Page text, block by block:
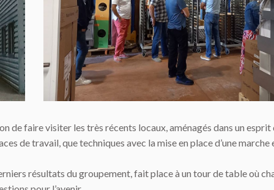
de faire visiter les très récents locaux, aménagés dans un
de travail, que techniques avec la mise en place d’une marche
résultats du groupement, fait place à un tour de table où